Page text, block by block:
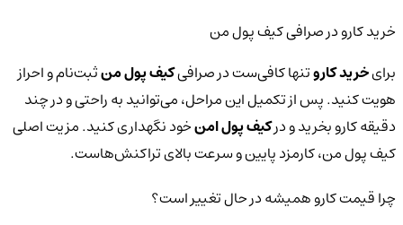
خرید کارو در صرافی کیف پول من
برایخرید کاروتنها کافی‌ست در صرافیکیف پول منثبت‌نام و احراز
هویت کنید. پس از تکمیل این مراحل، می‌توانید به راحتی و در چند
دقیقه کارو بخرید و درکیف پول امنخود نگهداری کنید. مزیت اصلی
کیف پول من، کارمزد پایین و سرعت بالای تراکنش‌هاست.
چرا قیمت کارو همیشه در حال تغییر است؟